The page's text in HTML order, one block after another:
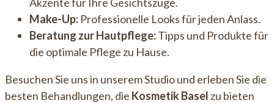
Make-Up: Professionelle Looks für jeden Anlass.
Beratung zur Hautpflege:Tipps und Produkte für
die optimale Pflege zu Hause.
Besuchen Sie uns in unserem Studio und erleben Sie die
besten Behandlungen, die Kosmetik Basel zu bieten